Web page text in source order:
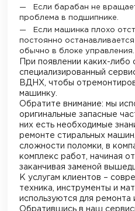
Если барабан не
проблема в подшипнике.
Если машинка плохо
постоянно
обычно в блоке управления.
При появлении каких-
специализированный
ВДНХ
, чтобы
машинку.
Обратите внимание: мы
оригинальные запасные
них есть необходимые
ремонте стиральных
сложности поломки, в
комплекс работ, начиная
заканчивая заменой
К услугам клиентов –
техника, инструменты и
используются для ремонта
Обратившись в наш